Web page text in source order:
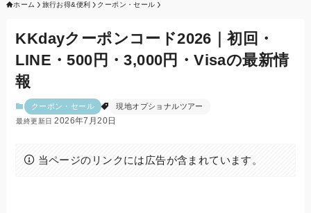
ホーム 旅行お得&便利 クーポン・セール
KKdayクーポンコード2026｜初回・
LINE・500円・3,000円・Visaの最新情
報
クーポン・セール 現地オプショナルツアー
2026年7月20日
当ページのリンクには広告が含まれています。